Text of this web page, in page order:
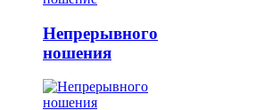
Непрерывного
ношения